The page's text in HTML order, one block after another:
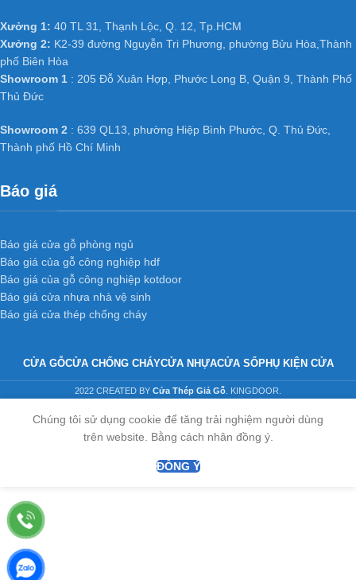
Xưởng 1: 40 TL 31, Thạnh Lộc, Q. 12, Tp.HCM
Xưởng 2: K2-39 đường Nguyễn Tri Phương, phường Bửu Hòa,Thành
phố Biên Hòa
Showroom 1 : 205 Đỗ Xuân Hợp, Phước Long B, Quận 9, Thành Phố
Thủ Đức
Showroom 2 : 639 QL13, phường Hiệp Bình Phước, Q. Thủ Đức,
Thành phố Hồ Chí Minh
Báo giá
Báo giá cửa gỗ phòng ngủ
Báo giá của gỗ công nghiệp hdf
Báo giá của gỗ công nghiệp kotdoor
Báo giá cửa nhựa nhà vệ sinh
Báo giá cửa thép chống cháy
CỬA GỖCỬA CHỐNG CHÁYCỬA NHỰACỬA SỔPHỤ KIỆN CỬA
2022 CREATED BY Cửa Thép Giả Gỗ . KINGDOOR.
Chúng tôi sử dụng cookie để tăng trải nghiệm người dùng
trên website. Bằng cách nhân đồng ý.
ĐỒNG Ý